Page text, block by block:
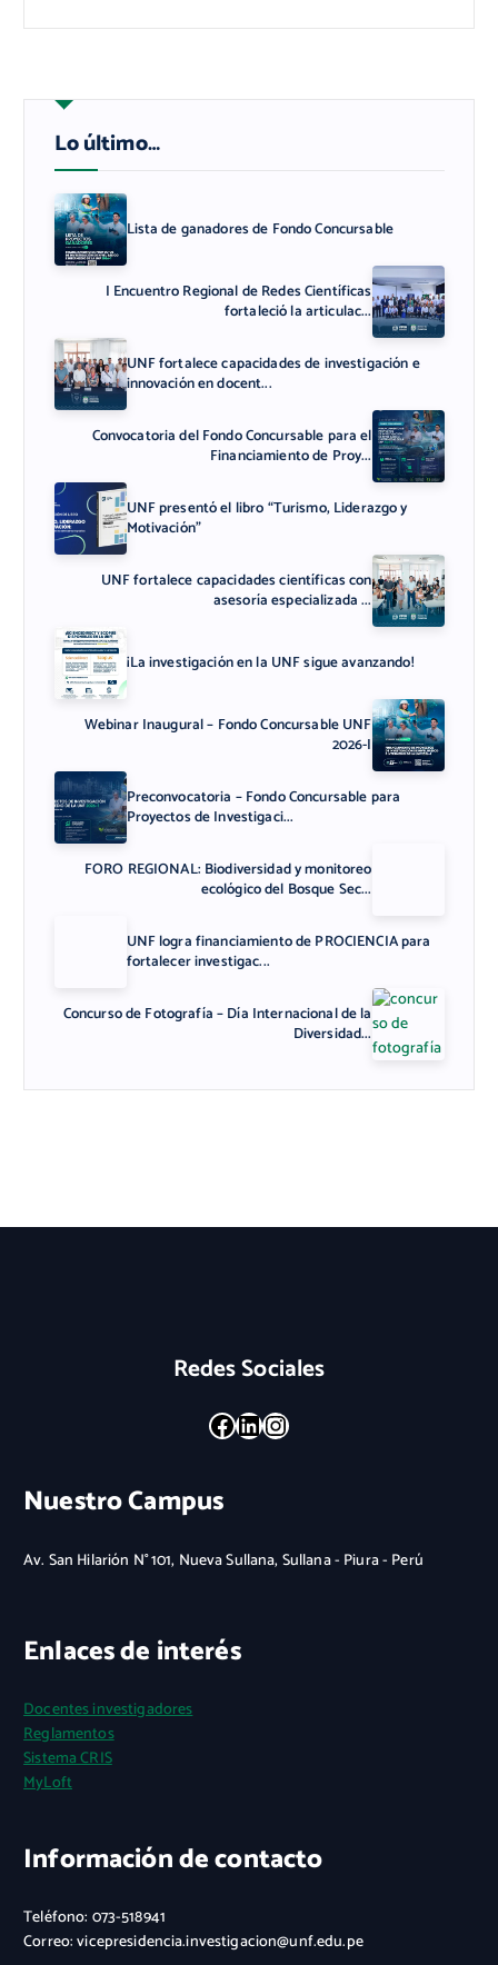
Lo último…
Lista de ganadores de Fondo Concursable
I Encuentro Regional de Redes Científicas
fortaleció la articulac...
UNF fortalece capacidades de investigación e
innovación en docent...
Convocatoria del Fondo Concursable para el
Financiamiento de Proy...
UNF presentó el libro “Turismo, Liderazgo y
Motivación”
UNF fortalece capacidades científicas con
asesoría especializada ...
¡La investigación en la UNF sigue avanzando!
Webinar Inaugural – Fondo Concursable UNF
2026-I
Preconvocatoria – Fondo Concursable para
Proyectos de Investigaci...
FORO REGIONAL: Biodiversidad y monitoreo
ecológico del Bosque Sec...
UNF logra financiamiento de PROCIENCIA para
fortalecer investigac...
Concurso de Fotografía – Día Internacional de la
Diversidad...
Redes Sociales
Facebook LinkedIn Instagram
Nuestro Campus
Av. San Hilarión N° 101, Nueva Sullana, Sullana - Piura - Perú
Enlaces de interés
Docentes investigadores
Reglamentos
Sistema CRIS
MyLoft
Información de contacto
Teléfono: 073-518941
Correo: vicepresidencia.investigacion@unf.edu.pe